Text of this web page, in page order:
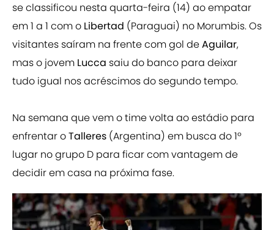
se classificou nesta quarta-feira (14) ao empatar
em 1 a 1 com o Libertad (Paraguai) no Morumbis. Os
visitantes saíram na frente com gol deAguilar,
mas o jovem Lucca saiu do banco para deixar
tudo igual nos acréscimos do segundo tempo.
Na semana que vem o time volta ao estádio para
enfrentar oTalleres (Argentina) em busca do 1º
lugar no grupo D para ficar com vantagem de
decidir em casa na próxima fase.